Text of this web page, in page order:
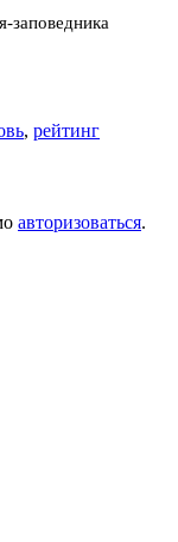
заповедника
, рейтинг
авторизоваться.